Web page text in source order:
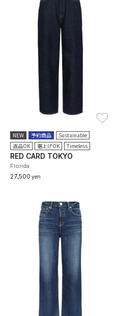
NEW 予約商品
Sustainable
返品OK
裾上げOK Timeless
RED CARD TOKYO
Florida
27,500 yen